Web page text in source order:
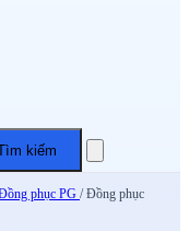
kiếm
phục PG / Đồng phục